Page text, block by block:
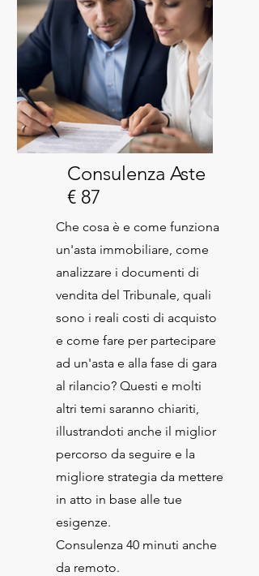
Consulenza Aste
€ 87
Che cosa è e come funziona
un'asta immobiliare, come
analizzare i documenti di
vendita del Tribunale, quali
sono i reali costi di acquisto
e come fare per partecipare
ad un'asta e alla fase di gara
al rilancio? Questi e molti
altri temi saranno chiariti,
illustrandoti anche il miglior
percorso da seguire e la
migliore strategia da mettere
in atto in base alle tue
esigenze.
Consulenza 40 minuti anche
da remoto.